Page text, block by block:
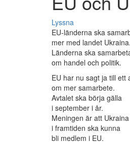
Lyssna
EU-länderna ska
mer med landet Ukraina.
Länderna ska
om handel och politik.
EU har nu sagt ja till ett
om mer samarbete.
Avtalet ska börja gälla
i september i år.
Meningen är att Ukraina
i framtiden ska kunna
bli medlem i EU.